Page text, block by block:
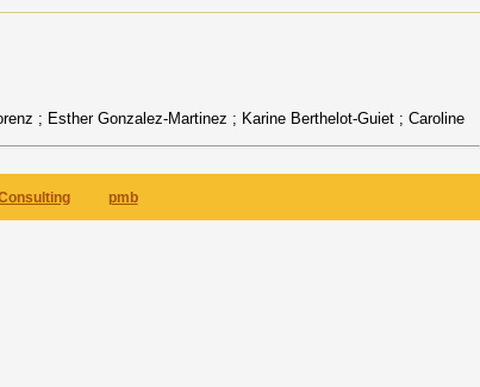
; Esther Gonzalez-Martinez ; Karine Berthelot-Guiet ; Caroline
pmb